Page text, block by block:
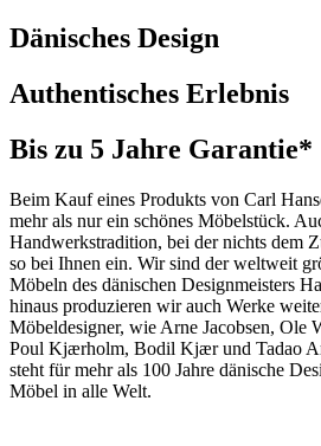
Dänisches Design
Authentisches Erlebnis
Bis zu 5 Jahre Garantie*
Beim Kauf eines Produkts von Carl
mehr als nur ein schönes Möbelstück.
Handwerkstradition, bei der nichts dem
so bei Ihnen ein. Wir sind der weltweit
Möbeln des dänischen Designmeisters
hinaus produzieren wir auch Werke
Möbeldesigner, wie Arne Jacobsen, Ole
Poul Kjærholm, Bodil Kjær und Tadao
steht für mehr als 100 Jahre dänische
Möbel in alle Welt.